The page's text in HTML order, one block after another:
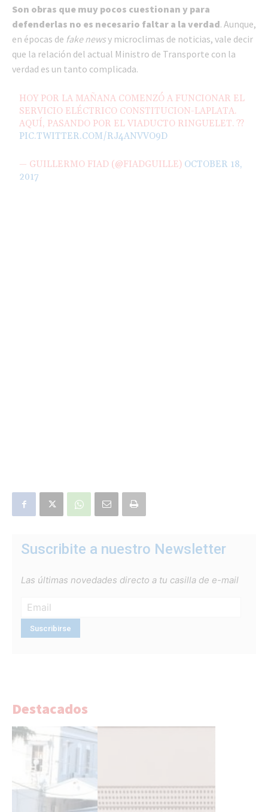
Son obras que muy pocos cuestionan y para
defenderlas no es necesario faltar a la verdad. Aunque,
en épocas de fake newsy microclimas de noticias, vale decir
que la relación del actual Ministro de Transporte con la
verdad es un tanto complicada.
HOY POR LA MAÑANA COMENZÓ A FUNCIONAR EL
SERVICIO ELÉCTRICO CONSTITUCION-LAPLATA.
AQUÍ, PASANDO POR EL VIADUCTO RINGUELET. ??
PIC.TWITTER.COM/RJ4ANVVO9D
— GUILLERMO FIAD (@FIADGUILLE) OCTOBER 18,
2017
Suscribite a nuestro Newsletter
Las últimas novedades directo a tu casilla de e-mail
Destacados